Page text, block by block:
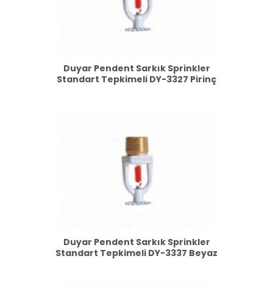
Duyar Pendent Sarkık Sprinkler
Standart Tepkimeli DY-3327 Pirinç
Duyar Pendent Sarkık Sprinkler
Standart Tepkimeli DY-3337 Beyaz